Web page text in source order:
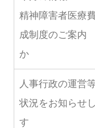
精神障害者医療
成制度のご案内
か
人事行政の運営
状況をお知らせ
す